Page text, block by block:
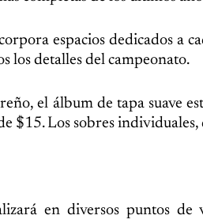
espacios dedicados a
los detalles del campeonato.
el álbum de tapa suave
$15. Los sobres individuales,
en diversos puntos de